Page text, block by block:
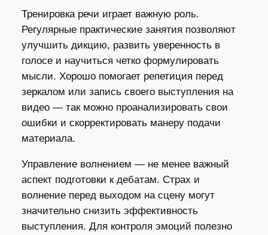
Тренировка речи играет важную роль.
Регулярные практические занятия позволяют
улучшить дикцию, развить уверенность в
голосе и научиться четко формулировать
мысли. Хорошо помогает репетиция перед
зеркалом или запись своего выступления на
видео — так можно проанализировать свои
ошибки и скорректировать манеру подачи
материала.
Управление волнением — не менее важный
аспект подготовки к дебатам. Страх и
волнение перед выходом на сцену могут
значительно снизить эффективность
выступления. Для контроля эмоций полезно